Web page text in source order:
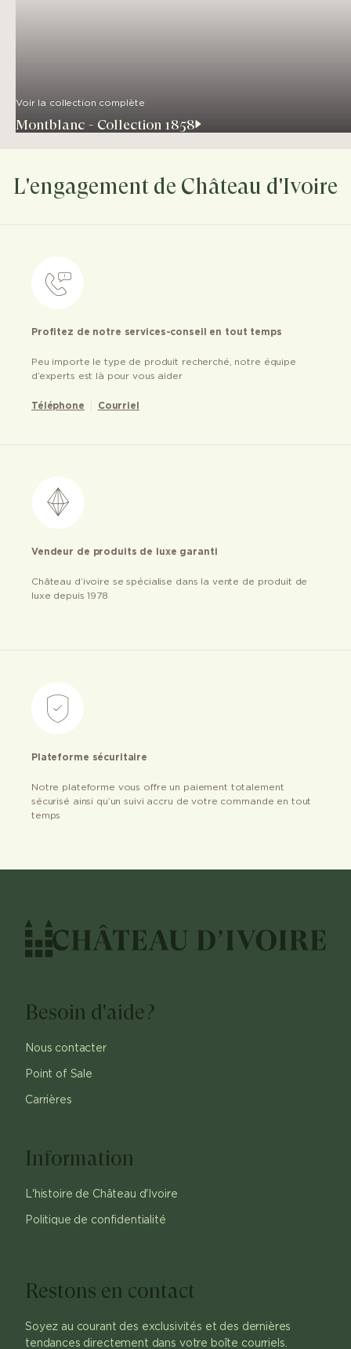
Voir la collection complète
Montblanc - Collection 1858
L'engagement de Château d'Ivoire
Profitez de notre services-conseil en tout temps
Peu importe le type de produit recherché, notre équipe
d’experts est là pour vous aider
Téléphone Courriel
Vendeur de produits de luxe garanti
Château d’ivoire se spécialise dans la vente de produit de
luxe depuis 1978
Plateforme sécuritaire
Notre plateforme vous offre un paiement totalement
sécurisé ainsi qu’un suivi accru de votre commande en tout
temps
Besoin d'aide?
Nous contacter
Point of Sale
Carrières
Information
L'histoire de Château d'Ivoire
Politique de confidentialité
Restons en contact
Soyez au courant des exclusivités et des dernières
tendances directement dans votre boîte courriels.